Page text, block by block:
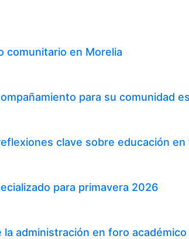
comunitario en Morelia
para su comunidad
clave sobre educación
para primavera 2026
administración en foro